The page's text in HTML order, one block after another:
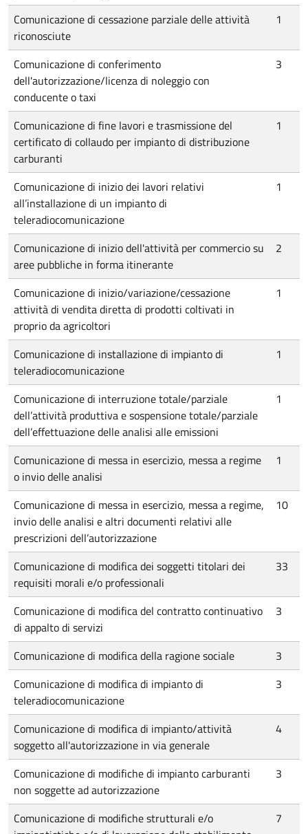
Comunicazione di cessazione parziale delle attività
riconosciute
1
Comunicazione di conferimento
dell'autorizzazione/licenza di noleggio con
conducente o taxi
3
Comunicazione di fine lavori e trasmissione del
certificato di collaudo per impianto di distribuzione
carburanti
1
Comunicazione di inizio dei lavori relativi
all’installazione di un impianto di
teleradiocomunicazione
1
Comunicazione di inizio dell'attività per commercio su
aree pubbliche in forma itinerante
2
Comunicazione di inizio/variazione/cessazione
attività di vendita diretta di prodotti coltivati in
proprio da agricoltori
1
Comunicazione di installazione di impianto di
teleradiocomunicazione
1
Comunicazione di interruzione totale/parziale
dell’attività produttiva e sospensione totale/parziale
dell’effettuazione delle analisi alle emissioni
1
Comunicazione di messa in esercizio, messa a regime
o invio delle analisi
1
Comunicazione di messa in esercizio, messa a regime,
invio delle analisi e altri documenti relativi alle
prescrizioni dell’autorizzazione
10
Comunicazione di modifica dei soggetti titolari dei
requisiti morali e/o professionali
33
Comunicazione di modifica del contratto continuativo
di appalto di servizi
3
Comunicazione di modifica della ragione sociale
3
Comunicazione di modifica di impianto di
teleradiocomunicazione
3
Comunicazione di modifica di impianto/attività
soggetto all'autorizzazione in via generale
4
Comunicazione di modifiche di impianto carburanti
non soggette ad autorizzazione
3
Comunicazione di modifiche strutturali e/o
7